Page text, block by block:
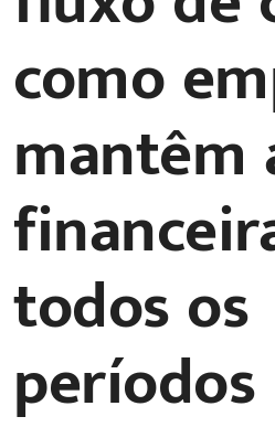
como
mantêm
todos os
períodos